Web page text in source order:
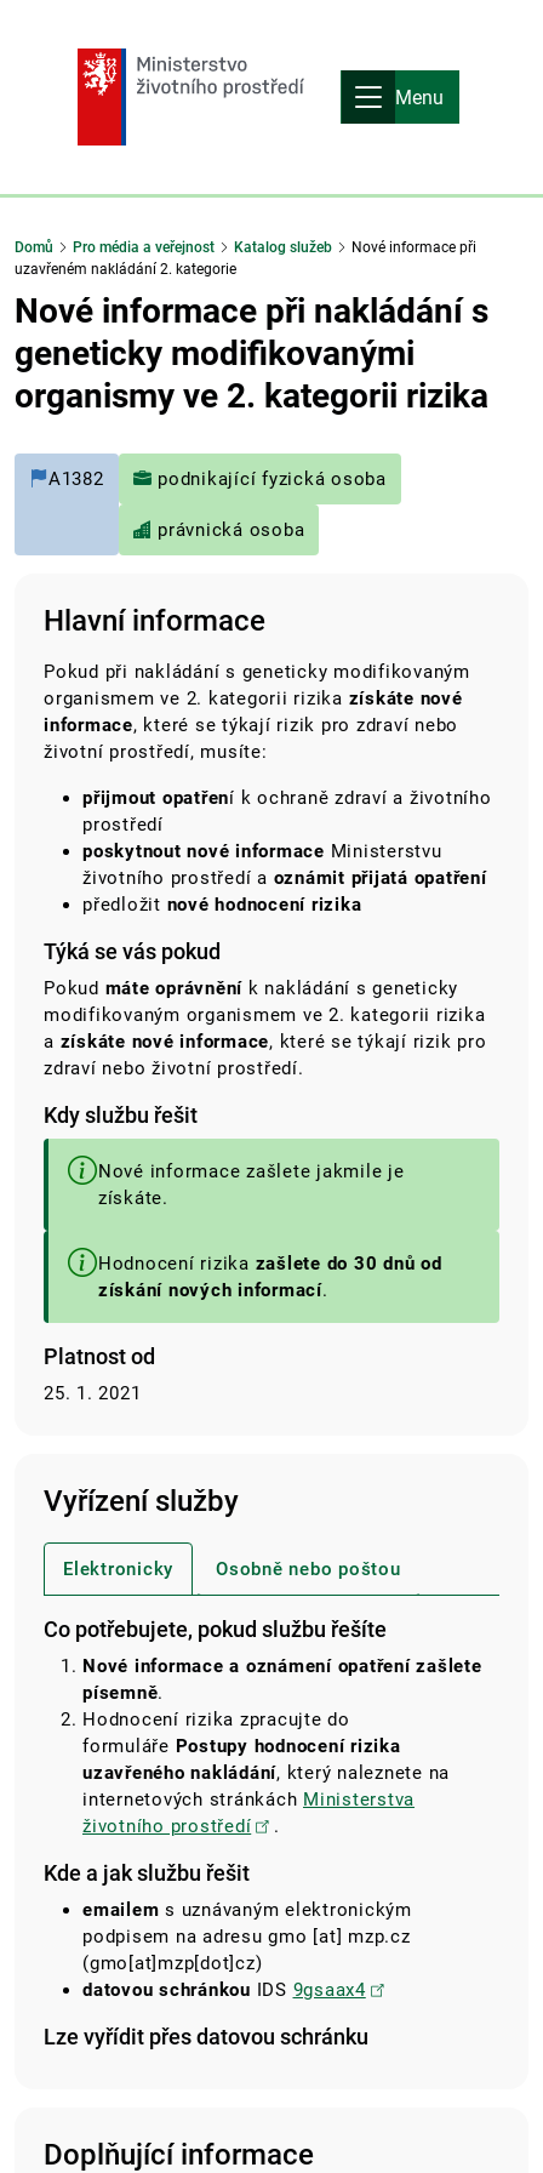
Menu
Domů Pro média a veřejnost Katalog služeb
Nové informace při
uzavřeném nakládání 2. kategorie
Nové informace při nakládání s
geneticky modifikovanými
organismy ve 2. kategorii rizika
A1382 podnikající fyzická osoba
právnická osoba
Hlavní informace
Pokud při nakládání s geneticky modifikovaným
organismem ve 2. kategorii rizika získáte nové
informace, které se týkají rizik pro zdraví nebo
životní prostředí, musíte:
přijmout opatření k ochraně zdraví a životního
prostředí
poskytnout nové informace Ministerstvu
životního prostředí a oznámit přijatá opatření
předložit nové hodnocení rizika
Týká se vás pokud
Pokud máte oprávnění k nakládání s geneticky
modifikovaným organismem ve 2. kategorii rizika
a získáte nové informace, které se týkají rizik pro
zdraví nebo životní prostředí.
Kdy službu řešit
Nové informace zašlete jakmile je
získáte.
Hodnocení rizika zašlete do 30 dnů od
získání nových informací.
Platnost od
25. 1. 2021
Vyřízení služby
Elektronicky Osobně nebo poštou
Co potřebujete, pokud službu řešíte
Nové informace a oznámení opatření zašlete
písemně.
Hodnocení rizika zpracujte do
formuláře Postupy hodnocení rizika
uzavřeného nakládání, který naleznete na
internetových stránkách Ministerstva
životního prostředí
.
Kde a jak službu řešit
emailem s uznávaným elektronickým
podpisem na adresugmo [at] mzp.cz
(gmo[at]mzp[dot]cz)
datovou schránkou IDS 9gsaax4
Lze vyřídit přes datovou schránku
Doplňující informace